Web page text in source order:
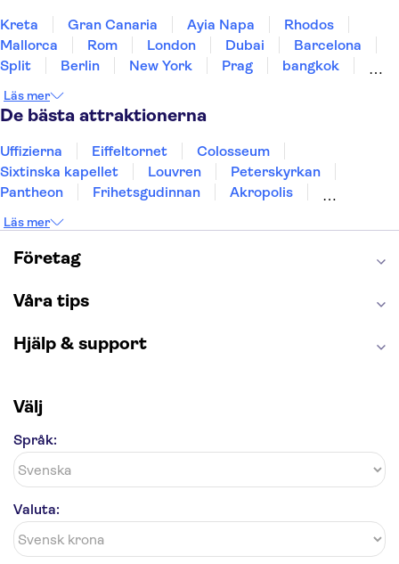
Kreta Gran Canaria Ayia Napa
Rhodos
Mallorca
Rom London Dubai
Barcelona
Split
Berlin New York Prag
bangkok
Uppsala
Helsingborg
Läs mer
De bästa attraktionerna
Uffizierna Eiffeltornet
Colosseum
Sixtinska kapellet
Louvren
Peterskyrkan
Pantheon
Frihetsgudinnan
Akropolis
Burj Khalifa
Keukenhof
Alcatraz
Saltgruvan i Wieliczka
London Dungeon
Läs mer
Företag
Våra tips
Hjälp & support
Välj
Språk:
Valuta: